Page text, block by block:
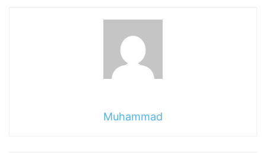
Muhammad